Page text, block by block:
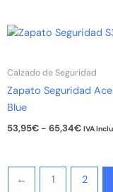
pueden
elegir
la
página
de
producto
Calzado de Seguridad
Zapato Seguridad
Blue
53,95€ - 65,34€
Rango
desde
53,95€
hasta
IVA
Este
tiene
múltiples
variantes.
opciones
pueden
elegir
← 1 2